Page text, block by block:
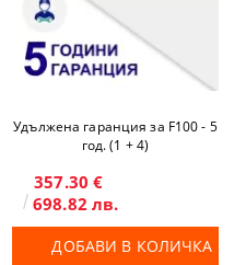
Удължена гаранция за F100 - 5
год. (1 + 4)
357.30 €
698.82 лв.
ДОБАВИ В КОЛИЧКА